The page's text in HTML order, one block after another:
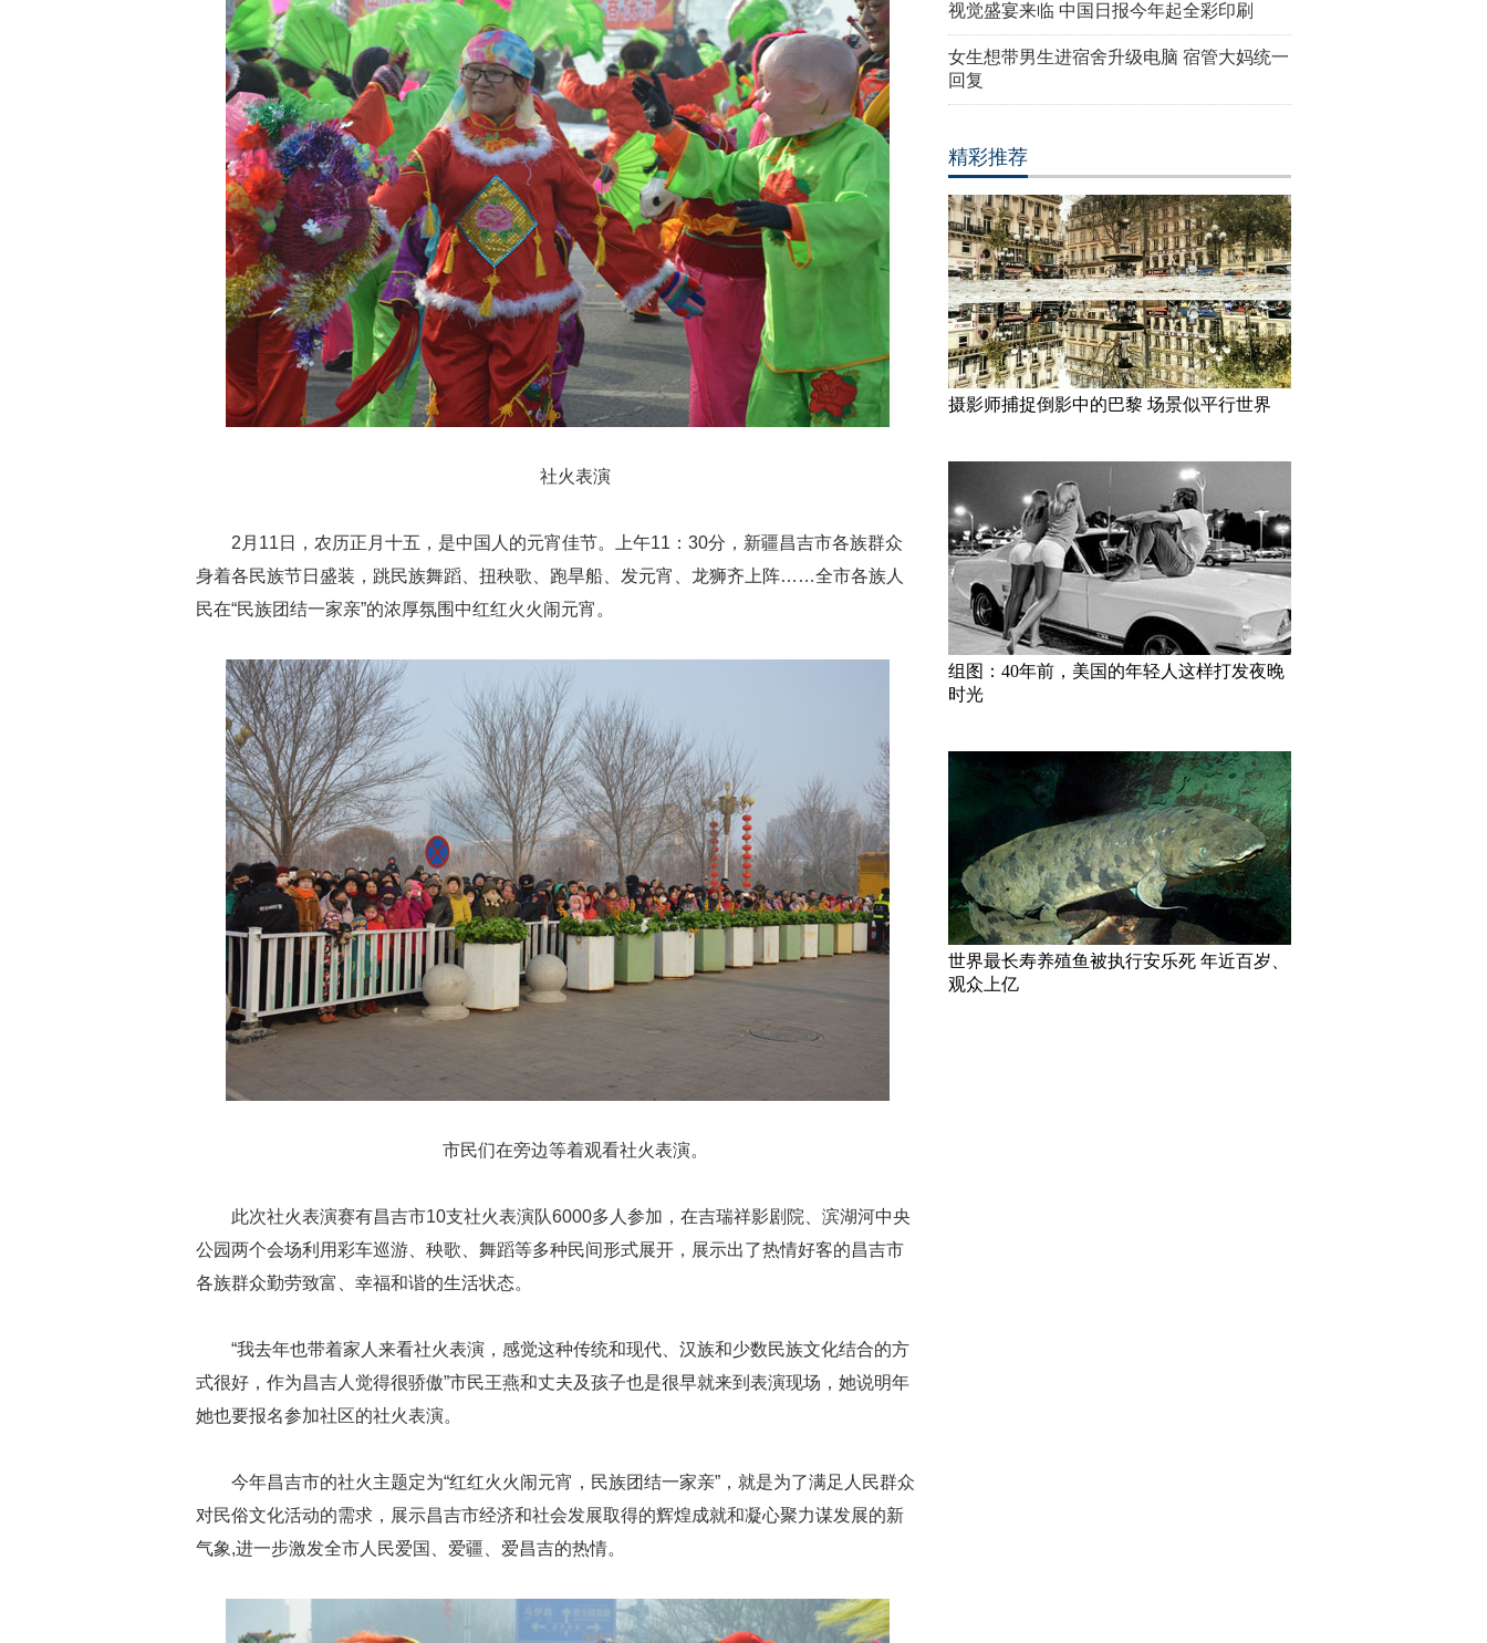
社火表演
2月11日，农历正月十五，是中国人的元宵佳节。上午11：30分，新疆昌吉市各族群众
身着各民族节日盛装，跳民族舞蹈、扭秧歌、跑旱船、发元宵、龙狮齐上阵……全市各族人
民在“民族团结一家亲”的浓厚氛围中红红火火闹元宵。
市民们在旁边等着观看社火表演。
此次社火表演赛有昌吉市10支社火表演队6000多人参加，在吉瑞祥影剧院、滨湖河中央
公园两个会场利用彩车巡游、秧歌、舞蹈等多种民间形式展开，展示出了热情好客的昌吉市
各族群众勤劳致富、幸福和谐的生活状态。
“我去年也带着家人来看社火表演，感觉这种传统和现代、汉族和少数民族文化结合的方
式很好，作为昌吉人觉得很骄傲”市民王燕和丈夫及孩子也是很早就来到表演现场，她说明年
她也要报名参加社区的社火表演。
今年昌吉市的社火主题定为“红红火火闹元宵，民族团结一家亲”，就是为了满足人民群众
对民俗文化活动的需求，展示昌吉市经济和社会发展取得的辉煌成就和凝心聚力谋发展的新
气象,进一步激发全市人民爱国、爱疆、爱昌吉的热情。
视觉盛宴来临 中国日报今年起全彩印刷
女生想带男生进宿舍升级电脑 宿管大妈统一
回复
精彩推荐
摄影师捕捉倒影中的巴黎 场景似平行世界
组图：40年前，美国的年轻人这样打发夜晚
时光
世界最长寿养殖鱼被执行安乐死 年近百岁、
观众上亿